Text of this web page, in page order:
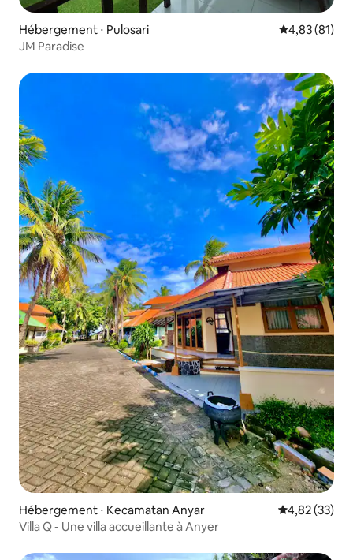
Hébergement ⋅ Pulosari Évaluation
4,83 (81)
JM Paradise
Hébergement ⋅ Kecamatan Anyar Évaluation
4,82 (33)
Villa Q - Une villa accueillante à Anyer